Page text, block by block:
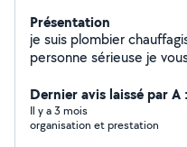
Présentation
je suis plombier
personne sérieuse je
Dernier avis laissé par A
Il y a 3 mois
organisation et prestation